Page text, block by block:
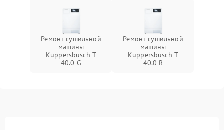
Ремонт сушильной
машины
Kuppersbusch T
40.0 G
Ремонт сушильной
машины
Kuppersbusch T
40.0 R